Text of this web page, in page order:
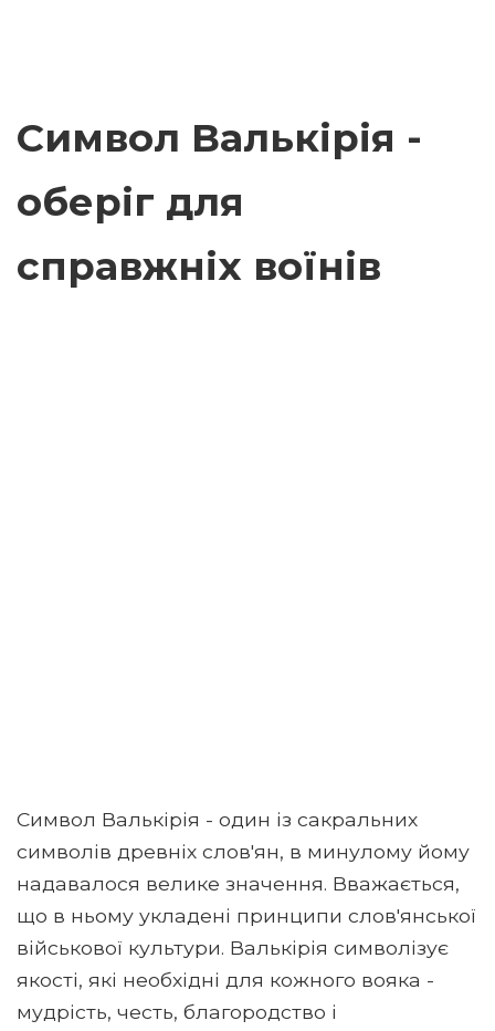
Символ Валькірія -
оберіг для
справжніх воїнів
Символ Валькірія - один із сакральних
символів древніх слов'ян, в минулому йому
надавалося велике значення. Вважається,
що в ньому укладені принципи слов'янської
військової культури. Валькірія символізує
якості, які необхідні для кожного вояка -
мудрість, честь, благородство і